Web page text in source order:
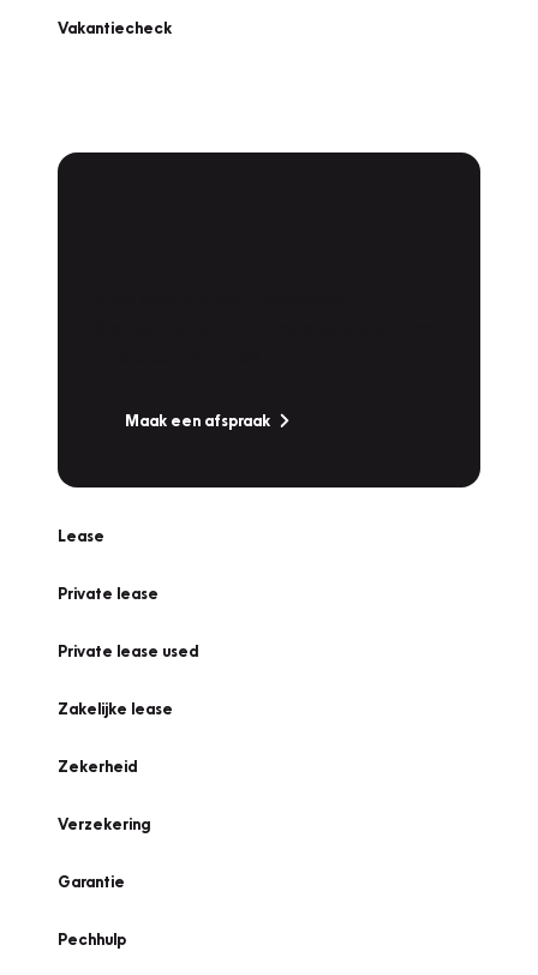
Vakantiecheck
Maak een afspraak
Lease
Private lease
Private lease used
Zakelijke lease
Zekerheid
Verzekering
Garantie
Pechhulp